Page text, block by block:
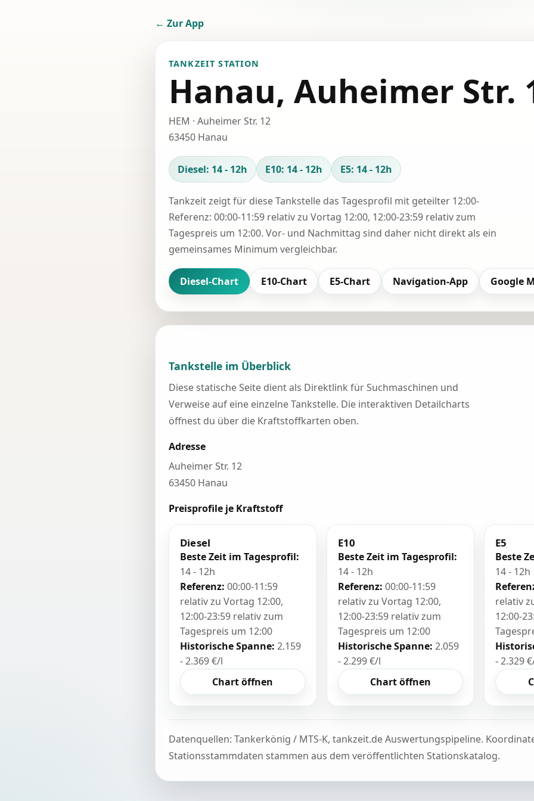
← Zur App
TANKZEIT STATION
Hanau, Auheimer Str.
HEM · Auheimer Str. 12
63450 Hanau
Diesel: 14 - 12h E10: 14 - 12h E5: 14 - 12h
Tankzeit zeigt für diese Tankstelle das Tagesprofil mit geteilter 12:00-
Referenz: 00:00-11:59 relativ zu Vortag 12:00, 12:00-23:59 relativ zum
Tagespreis um 12:00. Vor- und Nachmittag sind daher nicht direkt als ein
gemeinsames Minimum vergleichbar.
Diesel-Chart E10-Chart E5-Chart Navigation-App Google
Tankstelle im Überblick
Diese statische Seite dient als Direktlink für Suchmaschinen und
Verweise auf eine einzelne Tankstelle. Die interaktiven Detailcharts
öffnest du über die Kraftstoffkarten oben.
Adresse
Auheimer Str. 12
63450 Hanau
Preisprofile je Kraftstoff
Diesel
Beste Zeit im Tagesprofil:
14 - 12h
Referenz: 00:00-11:59
relativ zu Vortag 12:00,
12:00-23:59 relativ zum
Tagespreis um 12:00
Historische Spanne: 2.159
- 2.369 €/l
Chart öffnen
E10
Beste Zeit im Tagesprofil:
14 - 12h
Referenz: 00:00-11:59
relativ zu Vortag 12:00,
12:00-23:59 relativ zum
Tagespreis um 12:00
Historische Spanne: 2.059
- 2.299 €/l
Chart öffnen
E5
Beste
14 - 12h
relativ
12:00-
- 2.329
Datenquellen: Tankerkönig / MTS-K, tankzeit.de Auswertungspipeline.
Stationsstammdaten stammen aus dem veröffentlichten Stationskatalog.